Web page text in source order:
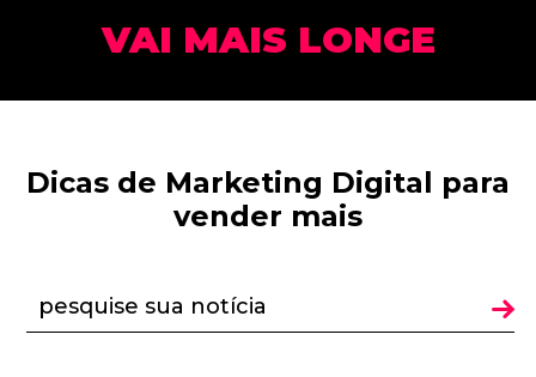
VAI MAIS LONGE
Dicas de Marketing Digital para
vender mais
pesquise sua notícia